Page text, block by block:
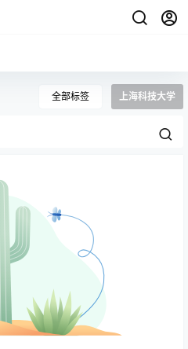
全部标签 上海科技大学